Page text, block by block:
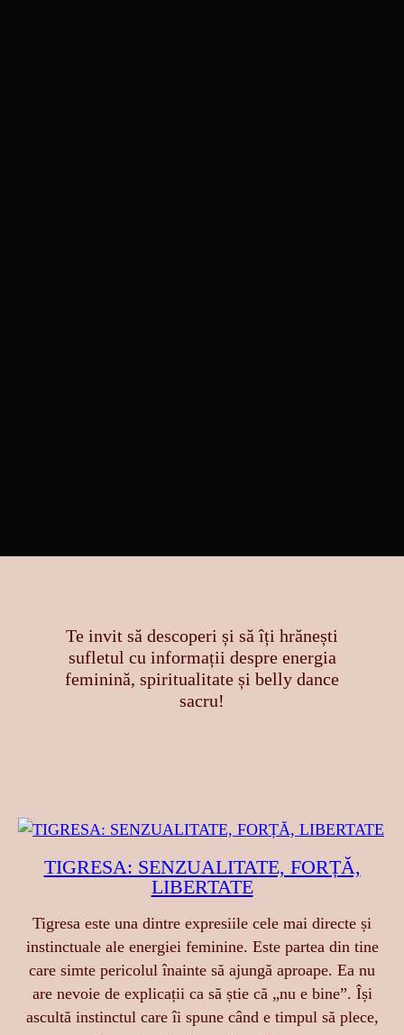
Te invit să descoperi și să îți hrănești
sufletul cu informații despre energia
feminină, spiritualitate și belly dance
sacru!
TIGRESA: SENZUALITATE, FORȚĂ,
LIBERTATE
Tigresa este una dintre expresiile cele mai directe și
instinctuale ale energiei feminine. Este partea din tine
care simte pericolul înainte să ajungă aproape. Ea nu
are nevoie de explicații ca să știe că „nu e bine”. Își
ascultă instinctul care îi spune când e timpul să plece,